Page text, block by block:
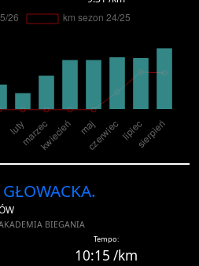
BIEGANIA
Tempo:
10:15 /km